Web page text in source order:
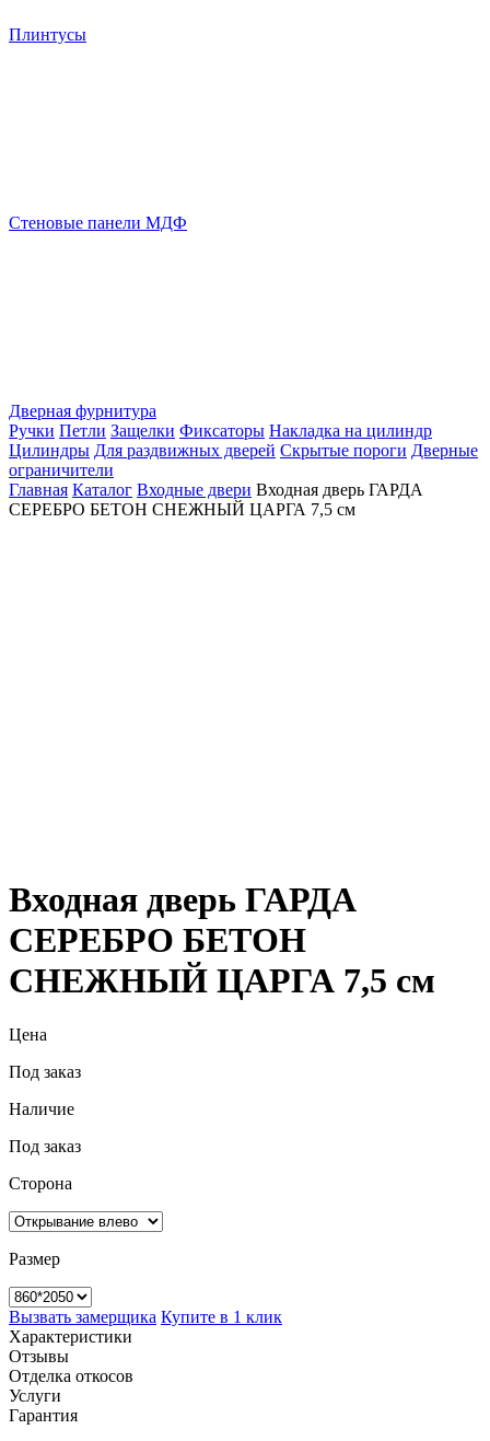
Плинтусы
Стеновые панели МДФ
Дверная фурнитура
Ручки Петли Защелки Фиксаторы Накладка на цилиндр
Цилиндры Для раздвижных дверей Скрытые пороги Дверные
ограничители
Главная Каталог Входные двери Входная дверь ГАРДА
СЕРЕБРО БЕТОН СНЕЖНЫЙ ЦАРГА 7,5 см
Входная дверь ГАРДА
СЕРЕБРО БЕТОН
СНЕЖНЫЙ ЦАРГА 7,5 см
Цена
Под заказ
Наличие
Под заказ
Сторона
Размер
Вызвать замерщика Купите в 1 клик
Характеристики
Отзывы
Отделка откосов
Услуги
Гарантия